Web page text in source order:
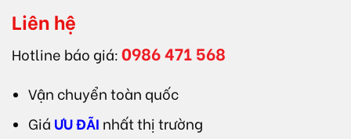
Liên hệ
Hotline báo giá:0986 471 568
Vận chuyển toàn quốc
Giá ƯU ĐÃI nhất thị trường